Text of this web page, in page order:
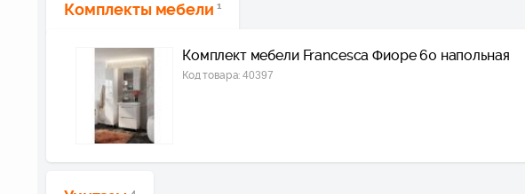
Комплекты мебели 1
Комплект мебели Francesca Фиоре 60 напольная
Код товара:40397